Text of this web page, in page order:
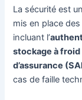
La sécurité est
mis en place
incluant l’
stockage à froid
d’assurance
cas de faille